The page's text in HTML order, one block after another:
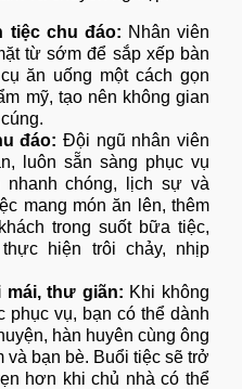
tiệc chu đáo: Nhân viên
từ sớm để sắp xếp bàn
ăn uống một cách gọn
mỹ, tạo nên không gian
đáo: Đội ngũ nhân viên
luôn sẵn sàng phục vụ
nhanh chóng, lịch sự và
mang món ăn lên, thêm
trong suốt bữa tiệc,
hiện trôi chảy, nhịp
mái, thư giãn: Khi không
phục vụ, bạn có thể dành
hàn huyên cùng ông
và bạn bè. Buổi tiệc sẽ trở
hơn khi chủ nhà có thể